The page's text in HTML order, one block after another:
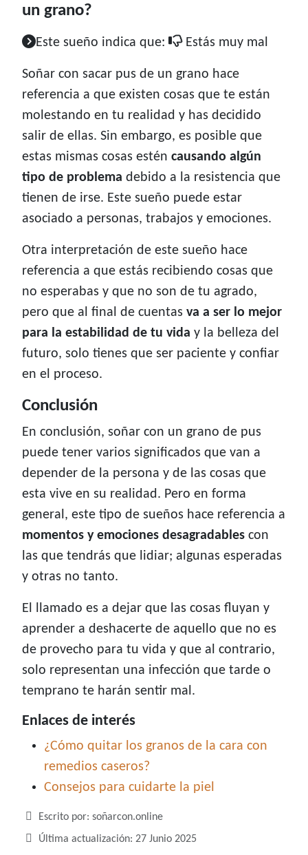
un grano?
Este sueño indica que: Estás muy mal
Soñar con sacar pus de un grano hace
referencia a que existen cosas que te están
molestando en tu realidad y has decidido
salir de ellas. Sin embargo, es posible que
estas mismas cosas estén causando algún
tipo de problema debido a la resistencia que
tienen de irse. Este sueño puede estar
asociado a personas, trabajos y emociones.
Otra interpretación de este sueño hace
referencia a que estás recibiendo cosas que
no esperabas y que no son de tu agrado,
pero que al final de cuentas va a ser lo mejor
para la estabilidad de tu vida y la belleza del
futuro, solo tienes que ser paciente y confiar
en el proceso.
Conclusión
En conclusión, soñar con un grano de pus
puede tener varios significados que van a
depender de la persona y de las cosas que
esta vive en su realidad. Pero en forma
general, este tipo de sueños hace referencia a
momentos y emociones desagradables con
las que tendrás que lidiar; algunas esperadas
y otras no tanto.
El llamado es a dejar que las cosas fluyan y
aprender a deshacerte de aquello que no es
de provecho para tu vida y que al contrario,
solo representan una infección que tarde o
temprano te harán sentir mal.
Enlaces de interés
¿Cómo quitar los granos de la cara con
remedios caseros?
Consejos para cuidarte la piel
Detalles
Escrito por: soñarcon.online
Última actualización: 27 Junio 2025